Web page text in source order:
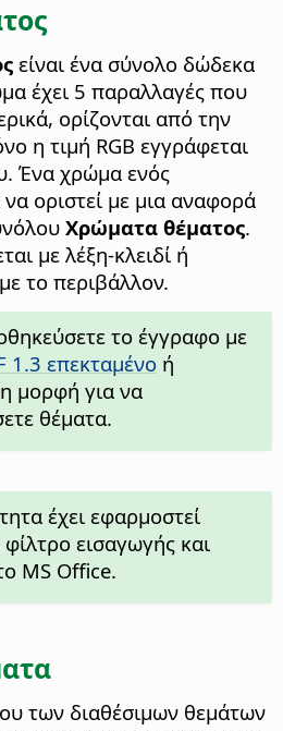
είναι ένα σύνολο δώδεκα
έχει 5 παραλλαγές που
ορίζονται από την
η τιμή RGB εγγράφεται
Ένα χρώμα ενός
να οριστεί με μια αναφορά
Χρώματα θέματος.
με λέξη-κλειδί ή
το περιβάλλον.
το έγγραφο με
1.3 επεκταμένο ή
μορφή για να
θέματα.
έχει εφαρμοστεί
εισαγωγής και
MS Office.
των διαθέσιμων θεμάτων